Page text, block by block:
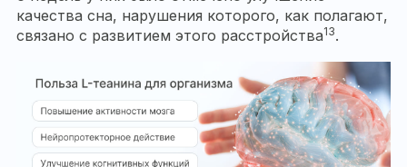
качества сна, нарушения которого, как полагают,
связано с развитием этого расстройства13.